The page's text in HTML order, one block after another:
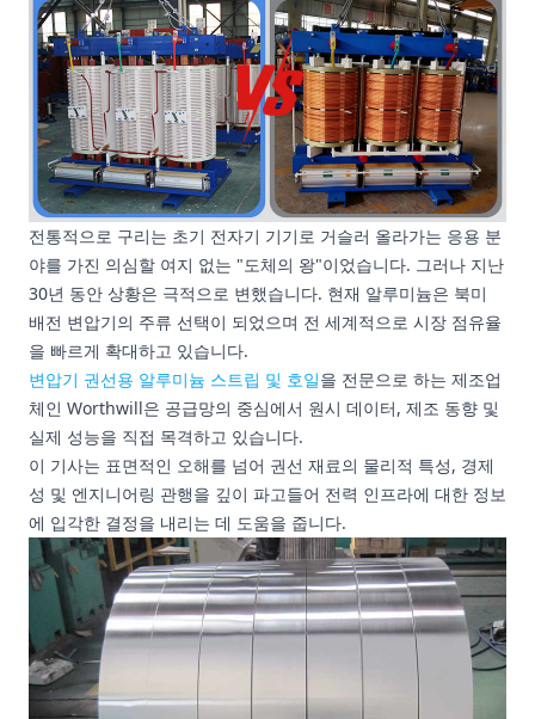
전통적으로 구리는 초기 전자기 기기로 거슬러 올라가는 응용 분
야를 가진 의심할 여지 없는 "도체의 왕"이었습니다. 그러나 지난
30년 동안 상황은 극적으로 변했습니다. 현재 알루미늄은 북미
배전 변압기의 주류 선택이 되었으며 전 세계적으로 시장 점유율
을 빠르게 확대하고 있습니다.
변압기 권선용 알루미늄 스트립 및 호일을 전문으로 하는 제조업
체인 Worthwill은 공급망의 중심에서 원시 데이터, 제조 동향 및
실제 성능을 직접 목격하고 있습니다.
이 기사는 표면적인 오해를 넘어 권선 재료의 물리적 특성, 경제
성 및 엔지니어링 관행을 깊이 파고들어 전력 인프라에 대한 정보
에 입각한 결정을 내리는 데 도움을 줍니다.